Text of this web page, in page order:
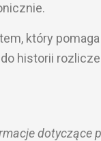
który
historii
dotyczące